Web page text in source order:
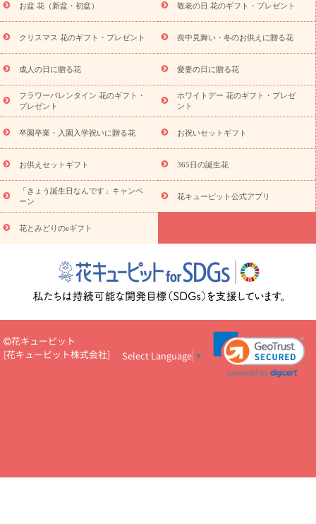
お盆（新盆・初盆）
お祝い返し お見舞い
お取り
寄せギフト
ビジネス用 ご自宅用 観葉植物
ミディ胡蝶蘭
プリザーブドフラワー
スタイルから探す
アレンジメント
花束
スタンド花 お祝い お供え・お悔やみ 胡蝶蘭
胡蝶
蘭・花鉢
ミディ胡蝶蘭・お祝い ミディ胡蝶蘭・お供え
の青色胡蝶蘭
観葉植物 観葉植物 産直多肉植物
プリザーブ
ドフラワー
お祝い お供え・お悔やみ 花とセットギフト
ミオーダー
プチギフト（hanamore -ハナモア-）
花とみどりの
eギフト
花キューピットのeGfit カラー ピンク
レンジ
レッド お花の種類 バラ ユリ トルコキキョウ
予
算から探す
お祝い お祝い・3000円～ お祝い・
お祝い・5000円～ お祝い・7000円～ お祝い・10000円～
お供え・お悔やみ
お供え・お悔やみ・3000円～
お供え・お
悔やみ・5000円～ お供え・お悔やみ・7000円～
お供え・お悔
やみ・10000円～
365日の誕生花カレンダー
開店・開業祝
お祝いを贈るときのマナー・
花キューピットのお祝いコラム一覧
誕生日のお花を「色
彩心理学」で選ぶ方法
結婚祝いの予算相場
出産祝いお役立ち情
転職祝いのマナー基礎知識
ペットのお祝いワンポイントアド
バイス
スタンド花（フラスタ）のマナー
お見舞いのマナーとル
お祝い花のマナー総まとめ
場上司や先輩へ贈るお祝い花の正解は？
開店祝いの花 選び方ガイ
ド（早見表あり）
花キューピットのお供え・
プロ直伝10のテクニック
花美人5人の「花のある暮らし」
美
お盆 花（新盆・初盆） 敬老の日 花のギフト・プレゼント
クリスマス 花のギフト・プレゼント 喪中見舞い・冬のお供えに贈る花
成人の日に贈る花 愛妻の日に贈る花
フラワーバレンタイン 花のギフト・
プレゼント
ホワイトデー 花のギフト・プレゼ
ント
卒園卒業・入園入学祝いに贈る花 お祝いセットギフト
お供えセットギフト 365日の誕生花
「きょう誕生日なんです」キャンペ
ーン
花キューピット公式アプリ
花とみどりのeギフト
花キューピット
[花キューピット株式会社] Select Language ▼